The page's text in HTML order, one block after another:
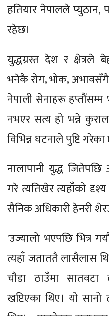
हतियार नेपालले प्युठान,
रहेछ।
युद्धग्रस्त देश र क्षेत्रले
भनेकै रोग, भोक, अभावसँगै
नेपाली सेनाहरू
नभएर सत्य हो भन्ने
विभिन्न घटनाले पुष्टि
नालापानी युद्ध जितेपछि
गरे त्यतिखेर त्यहाँको
सैनिक अधिकारी हेनरी
'उज्यालो भएपछि भित्र
त्यहाँ जताततै लासैलास
चौडा ठाउँमा
खप्टिएका थिए। यो